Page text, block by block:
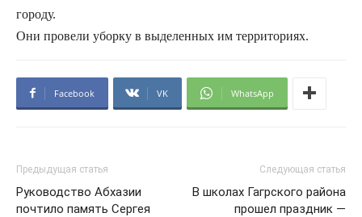
городу.
Они провели уборку в выделенных им территориях.
Facebook VK WhatsApp
Предыдущая статья
Руководство Абхазии
почтило память Сергея
Следующая статья
В школах Гагрского района
прошел праздник —